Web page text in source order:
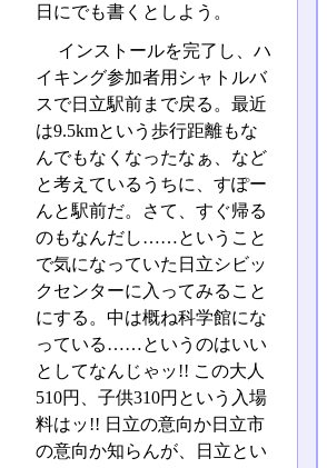
日にでも書くとしよう。
インストールを完了し、ハ
イキング参加者用シャトルバ
スで日立駅前まで戻る。最近
は9.5kmという歩行距離もな
んでもなくなったなぁ、など
と考えているうちに、すぽー
んと駅前だ。さて、すぐ帰る
のもなんだし……ということ
で気になっていた日立シビッ
クセンターに入ってみること
にする。中は概ね科学館にな
っている……というのはいい
としてなんじゃッ!! この大人
510円、子供310円という入場
料はッ!! 日立の意向か日立市
の意向か知らんが、日立とい